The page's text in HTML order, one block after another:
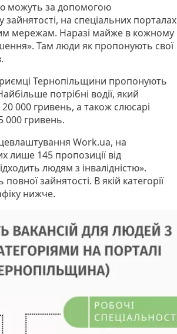
можуть за допомогою
на спеціальних порталах
мережам. Наразі майже в кожному
Там люди як пропонують свої
Тернопільщини пропонують
потрібні водії, який
000 гривень, а також слюсарі
000 гривень.
Work.ua, на
лише 145 пропозиції від
людям з інвалідністю».
зайнятості. В якій категорії
нижче.